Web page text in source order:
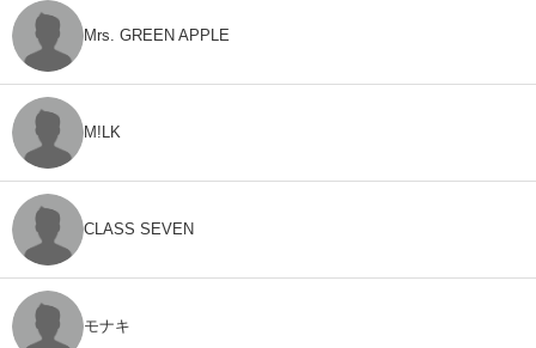
Mrs. GREEN APPLE
M!LK
CLASS SEVEN
モナキ